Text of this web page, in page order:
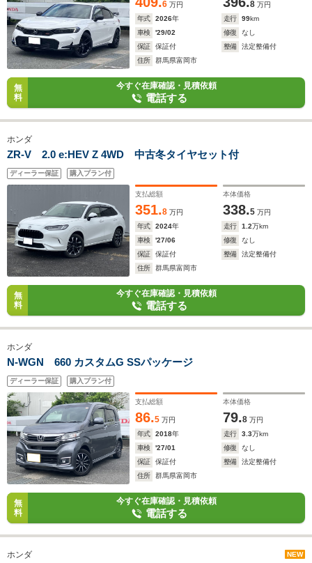
6 万円 8 万円
年式
2026年 走行 99km
車検
'29/02 修復
なし
保証
保証付 整備
法定整備付
住所
群馬県富岡市
無
料
今すぐ在庫確認・見積依頼
電話する
ホンダ
ZR-V 2.0 e:HEV Z 4WD 中古冬タイヤセット付
ディーラー保証 購入プラン付
支払総額
351.8 万円
本体価格
338.5 万円
年式
2024年 走行 1.2万km
車検
'27/06 修復
なし
保証
保証付 整備
法定整備付
住所
群馬県富岡市
無
料
今すぐ在庫確認・見積依頼
電話する
ホンダ
N-WGN 660 カスタムG SSパッケージ
ディーラー保証 購入プラン付
支払総額
86.5 万円
本体価格
79.8 万円
年式
2018年 走行 3.3万km
車検
'27/01 修復
なし
保証
保証付 整備
法定整備付
住所
群馬県富岡市
無
料
今すぐ在庫確認・見積依頼
電話する
ホンダ NEW